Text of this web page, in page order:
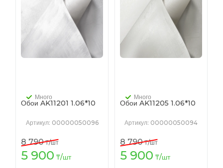
Обои AK11201 1.06*10
Много
Артикул: 00000050096
5 900 ₸/шт
8 790₸/шт
Обои AK11205 1.06*10
Много
Артикул: 00000050094
5 900 ₸/шт
8 790₸/шт